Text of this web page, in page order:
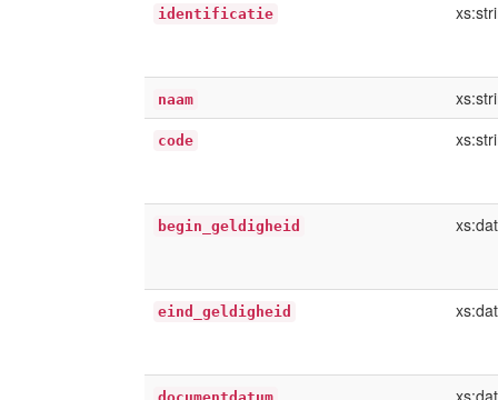
identificatie
naam
code
begin_geldigheid
eind_geldigheid